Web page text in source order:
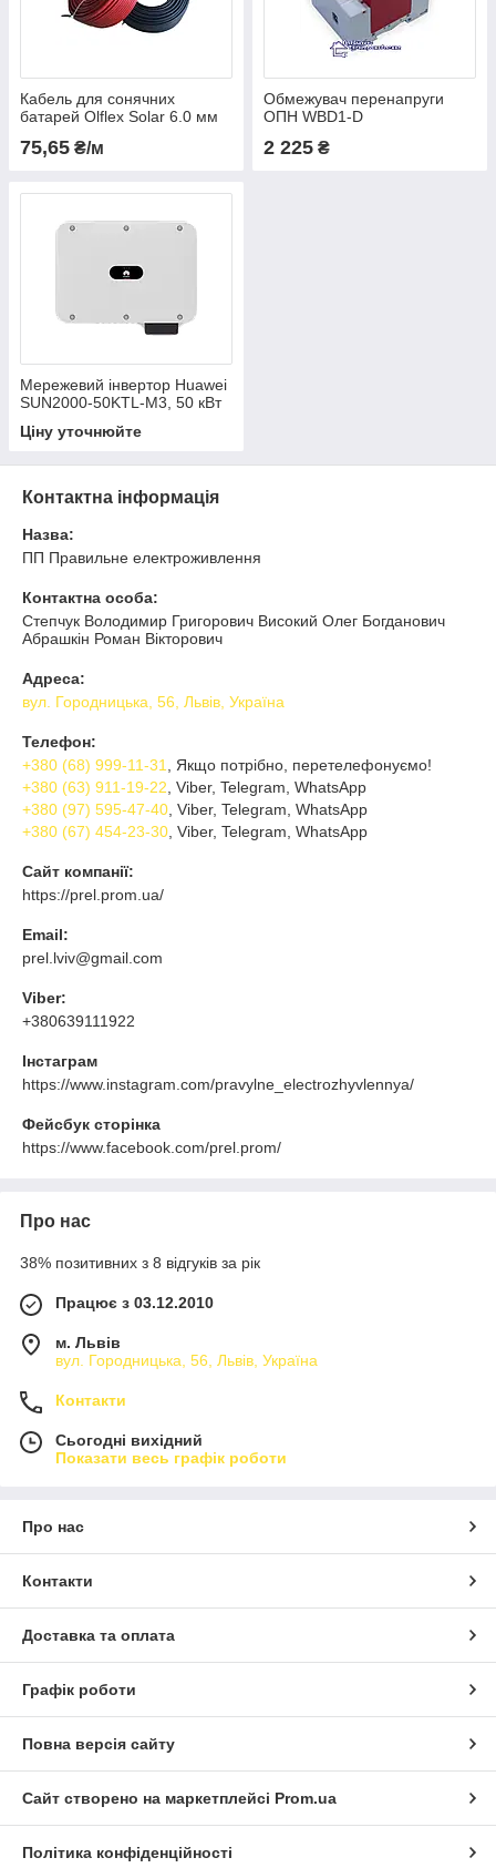
Кабель для сонячних
батарей Olflex Solar 6.0 мм
75,65 ₴/м
Обмежувач перенапруги
ОПН WBD1-D
2 225 ₴
Мережевий інвертор Huawei
SUN2000-50KTL-M3, 50 кВт
Ціну уточнюйте
Контактна інформація
Назва:
ПП Правильне електроживлення
Контактна особа:
Степчук Володимир Григорович Високий Олег Богданович
Абрашкін Роман Вікторович
Адреса:
вул. Городницька, 56, Львів, Україна
Телефон:
+380 (68) 999-11-31
, Якщо потрібно, перетелефонуємо!
+380 (63) 911-19-22 , Viber, Telegram, WhatsApp
+380 (97) 595-47-40 , Viber, Telegram, WhatsApp
+380 (67) 454-23-30 , Viber, Telegram, WhatsApp
Сайт компанії:
https://prel.prom.ua/
Email:
prel.lviv@gmail.com
Viber:
+380639111922
Інстаграм
https://www.instagram.com/pravylne_electrozhyvlennya/
Фейсбук сторінка
https://www.facebook.com/prel.prom/
Про нас
38% позитивних з 8 відгуків за рік
Працює з 03.12.2010
м. Львів
вул. Городницька, 56, Львів, Україна
Контакти
Сьогодні вихідний
Показати весь графік роботи
Про нас
Контакти
Доставка та оплата
Графік роботи
Повна версія сайту
Сайт створено на маркетплейсі Prom.ua
Політика конфіденційності